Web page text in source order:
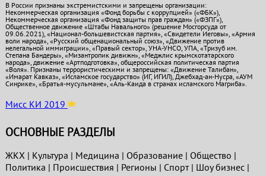
В России признаны экстремистскими и запрещены организации:
Некоммерческая организация «Фонд борьбы с коррупцией» («ФБК»),
Некоммерческая организация «Фонд защиты прав граждан» («ФЗПГ»),
Общественное движение «Штабы Навального» (решение Мосгорсуда от
09.06.2021), «Национал-большевистская партия», «Свидетели Иеговы», «Армия
воли народа», «Русский общенациональный союз», «Движение против
нелегальной иммиграции», «Правый сектор», УНА-УНСО, УПА, «Тризуб им.
Степана Бандеры», «Мизантропик дивижн», «Меджлис крымскотатарского
народа», движение «Артподготовка», общероссийская политическая партия
«Воля». Признаны террористическими и запрещены: «Движение Талибан»,
«Имарат Кавказ», «Исламское государство» (ИГ, ИГИЛ), Джебхад-ан-Нусра, «АУМ
Синрике», «Братья-мусульмане», «Аль-Каида в странах исламского Магриба».
Мисс КИ 2019
ОСНОВНЫЕ РАЗДЕЛЫ
ЖКХ| Культура | Медицина | Образование| Общество |
Политика | Проиcшествия | Регионы | Спорт| Шоу бизнес|